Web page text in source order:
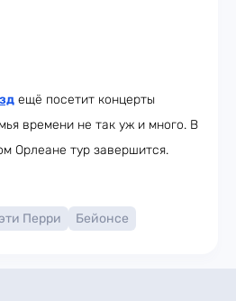
ещё посетит концерты
времени не так уж и много. В
Орлеане тур завершится.
Перри Бейонсе